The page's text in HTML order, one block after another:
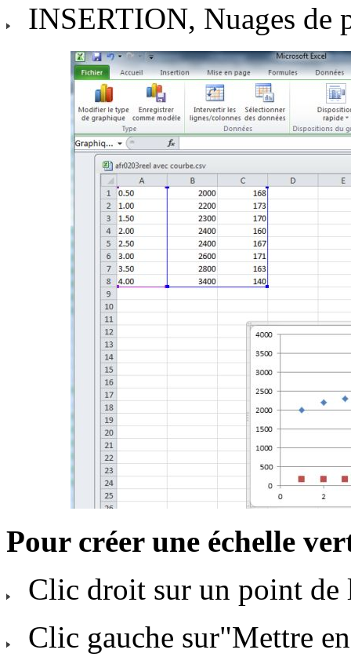
INSERTION, Nuages de
Pour créer une échelle
Clic droit sur un point de
Clic gauche sur"Mettre